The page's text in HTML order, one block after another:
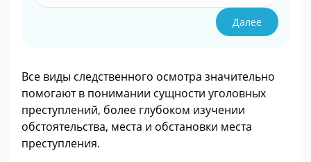
Далее
Все виды следственного осмотра значительно
помогают в понимании сущности уголовных
преступлений, более глубоком изучении
обстоятельства, места и обстановки места
преступления.